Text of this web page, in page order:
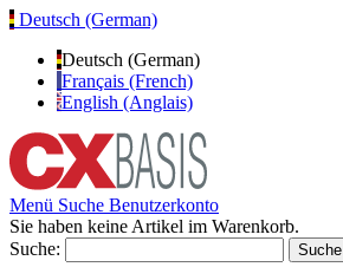
Deutsch (German)
Deutsch (German)
Français (French)
English (Anglais)
Menü Suche Benutzerkonto
Sie haben keine Artikel im Warenkorb.
Suche:
Suche